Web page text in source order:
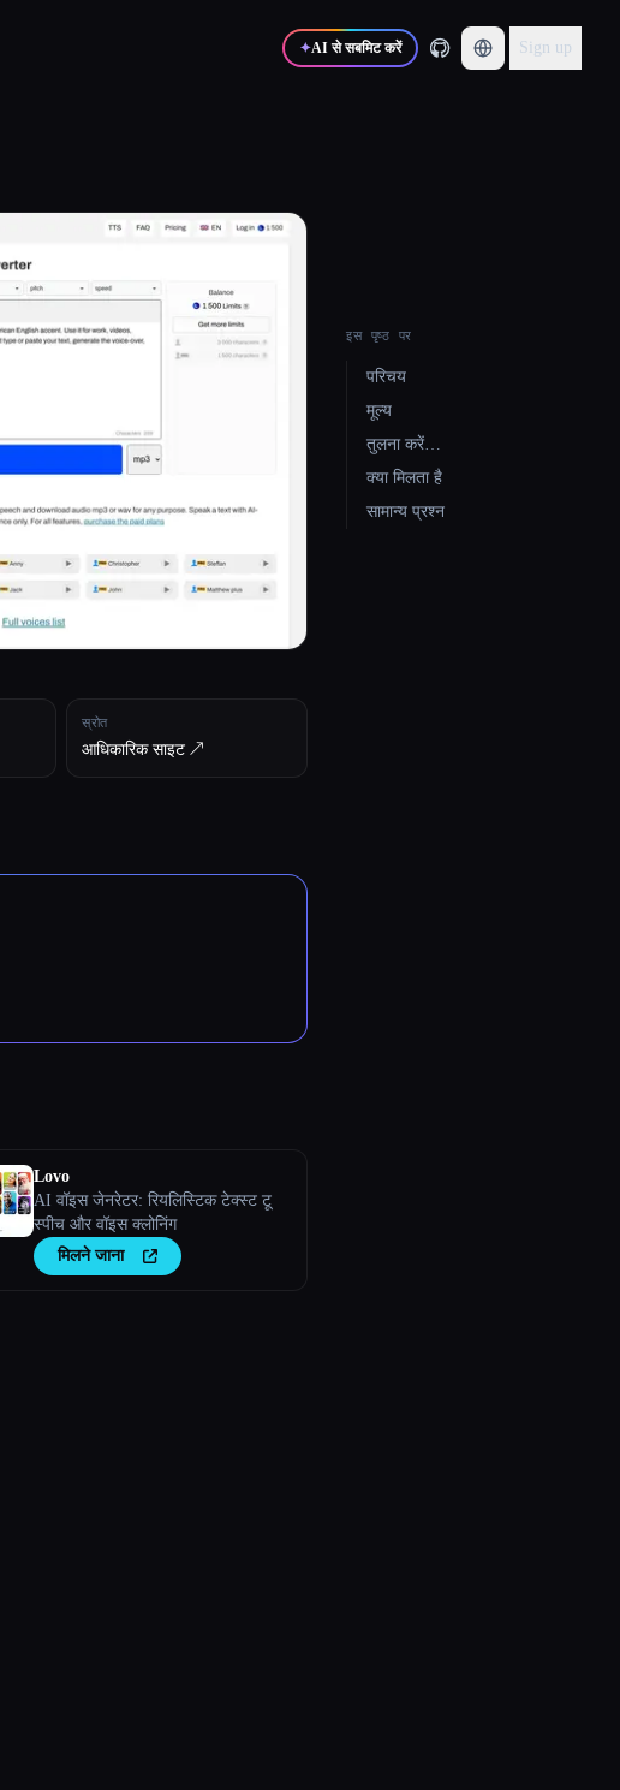
✦AI से सबमिट करें Sign up
स्रोत
आधिकारिक साइट ↗︎
Lovo
AI वॉइस जेनरेटर: रियलिस्टिक टेक्स्ट टू
स्पीच और वॉइस क्लोनिंग
मिलने जाना
इस पृष्ठ पर
परिचय
मूल्य
तुलना करें…
क्या मिलता है
सामान्य प्रश्न